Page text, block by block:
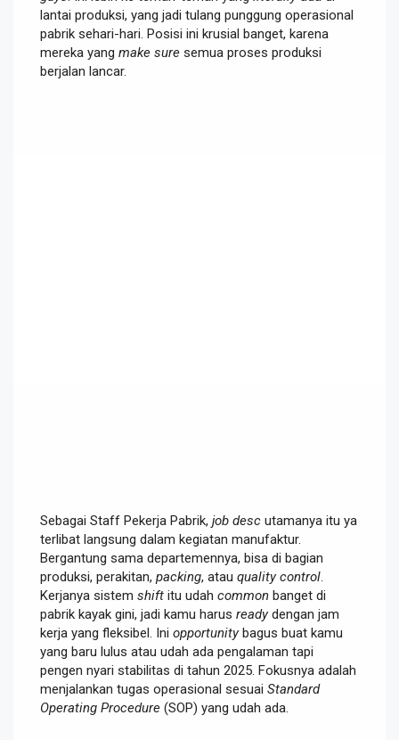
lantai produksi, yang jadi tulang punggung operasional
pabrik sehari-hari. Posisi ini krusial banget, karena
mereka yang make sure semua proses produksi
berjalan lancar.
Sebagai Staff Pekerja Pabrik, job desc utamanya itu ya
terlibat langsung dalam kegiatan manufaktur.
Bergantung sama departemennya, bisa di bagian
produksi, perakitan, packing, atau quality control
Kerjanya sistem shift itu udah common banget di
pabrik kayak gini, jadi kamu harus readydengan jam
kerja yang fleksibel. Ini opportunitybagus buat kamu
yang baru lulus atau udah ada pengalaman tapi
pengen nyari stabilitas di tahun 2025. Fokusnya adalah
menjalankan tugas operasional sesuai Standard
Operating Procedure (SOP) yang udah ada.